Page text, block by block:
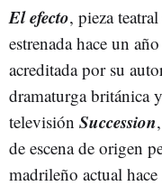
El efecto, pieza
estrenada hace un
acreditada por su
dramaturga británica
televisión Succession
de escena de origen
madrileño actual